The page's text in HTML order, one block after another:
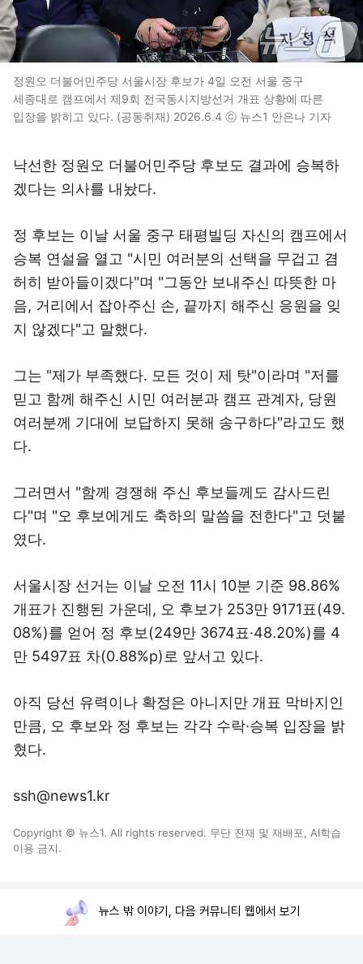
정원오 더불어민주당 서울시장 후보가 4일 오전 서울 중구
세종대로 캠프에서 제9회 전국동시지방선거 개표 상황에 따른
입장을 밝히고 있다. (공동취재) 2026.6.4 ⓒ 뉴스1 안은나 기자
낙선한 정원오 더불어민주당 후보도 결과에 승복하
겠다는 의사를 내놨다.
정 후보는 이날 서울 중구 태평빌딩 자신의 캠프에서
승복 연설을 열고 "시민 여러분의 선택을 무겁고 겸
허히 받아들이겠다"며 "그동안 보내주신 따뜻한 마
음, 거리에서 잡아주신 손, 끝까지 해주신 응원을 잊
지 않겠다"고 말했다.
그는 "제가 부족했다. 모든 것이 제 탓"이라며 "저를
믿고 함께 해주신 시민 여러분과 캠프 관계자, 당원
여러분께 기대에 보답하지 못해 송구하다"라고도 했
다.
그러면서 "함께 경쟁해 주신 후보들께도 감사드린
다"며 "오 후보에게도 축하의 말씀을 전한다"고 덧붙
였다.
서울시장 선거는 이날 오전 11시 10분 기준 98.86%
개표가 진행된 가운데, 오 후보가 253만 9171표(49.
08%)를 얻어 정 후보(249만 3674표·48.20%)를 4
만 5497표 차(0.88%p)로 앞서고 있다.
아직 당선 유력이나 확정은 아니지만 개표 막바지인
만큼, 오 후보와 정 후보는 각각 수락·승복 입장을 밝
혔다.
ssh@news1.kr
Copyright © 뉴스1. All rights reserved. 무단 전재 및 재배포, AI학습
이용 금지.
뉴스 밖 이야기, 다음 커뮤니티 웹에서 보기